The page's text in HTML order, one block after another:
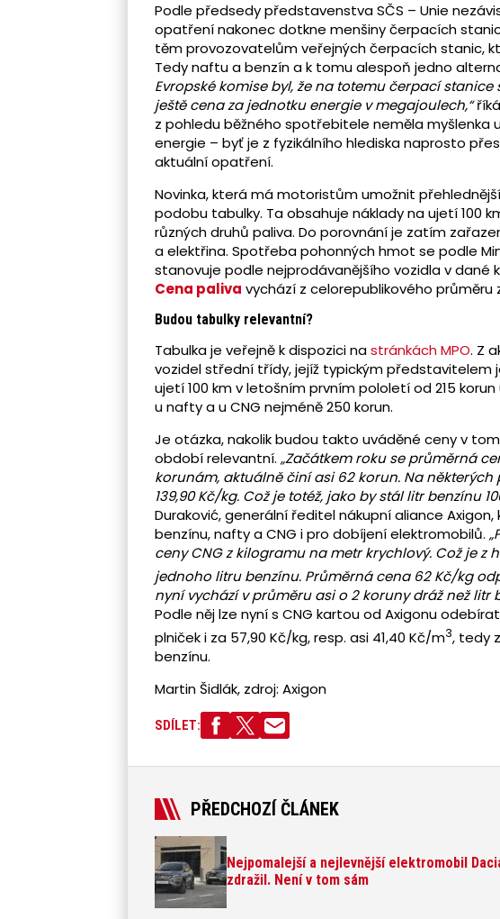
Podle předsedy představenstva SČS – Unie
opatření nakonec dotkne menšiny čerpacích
těm provozovatelům veřejných čerpacích stanic,
Tedy naftu a benzín a k tomu alespoň jedno
Evropské komise byl, že na totemu čerpací
ještě cena za jednotku energie v megajoulech,“
z pohledu běžného spotřebitele neměla myšlenka
energie – byť je z fyzikálního hlediska naprosto
aktuální opatření.
Novinka, která má motoristům umožnit
podobu tabulky. Ta obsahuje náklady na ujetí 100
různých druhů paliva. Do porovnání je zatím
a elektřina. Spotřeba pohonných hmot se podle
stanovuje podle nejprodávanějšího vozidla v dané
Cena paliva vychází z celorepublikového průměru
Budou tabulky relevantní?
Tabulka je veřejně k dispozici nastránkách MPO. Z
vozidel střední třídy, jejíž typickým představitelem
ujetí 100 km v letošním prvním pololetí od 215 korun
u nafty a u CNG nejméně 250 korun.
Je otázka, nakolik budou takto uváděné ceny v
období relevantní. „Začátkem roku se průměrná
korunám, aktuálně činí asi 62 korun. Na
139,90 Kč/kg. Což je totéž, jako by stál litr benzínu
Duraković, generální ředitel nákupní aliance
benzínu, nafty a CNG i pro dobíjení elektromobilů.
ceny CNG z kilogramu na metr krychlový. Což je z
jednoho litru benzínu. Průměrná cena 62 Kč/kg
nyní vychází v průměru asi o 2 koruny dráž než litr
Podle něj lze nyní s CNG kartou od Axigonu
plniček i za 57,90 Kč/kg, resp. asi 41,40 Kč/m3, tedy
benzínu.
Martin Šidlák, zdroj: Axigon
SDÍLET:
PŘEDCHOZÍ ČLÁNEK
Nejpomalejší a nejlevnější elektromobil
zdražil. Není v tom sám